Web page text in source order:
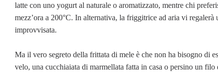
latte con uno yogurt al naturale o aromatizzato, mentre chi
mezz’ora a 200°C. In alternativa, la friggitrice ad aria vi
improvvisata.
Ma il vero segreto della frittata di mele è che non ha bisogno di
velo, una cucchiaiata di marmellata fatta in casa o persino un